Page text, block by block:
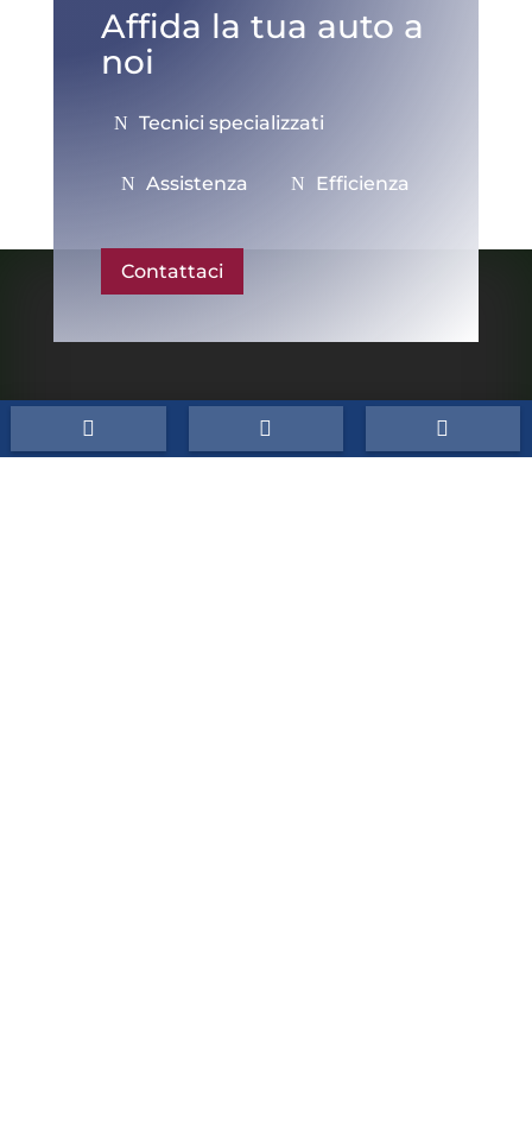
Affida la tua auto a
noi
Tecnici specializzati
Assistenza Efficienza
Contattaci
Conti Srl
  